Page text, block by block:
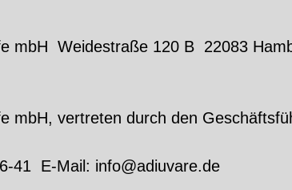
mbH Weidestraße 120 B 22083
mbH, vertreten durch den
41 E-Mail: info@adiuvare.de